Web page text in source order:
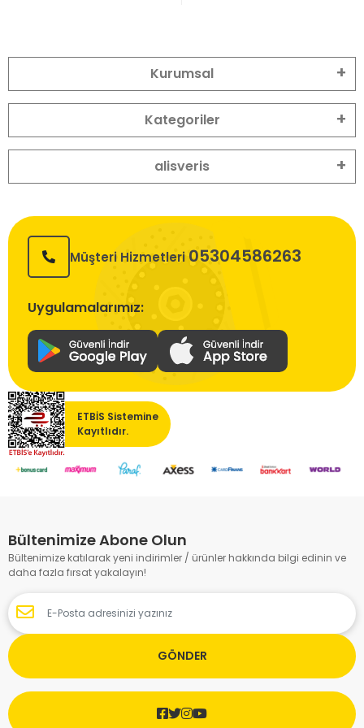
Kurumsal
Kategoriler
alisveris
Müşteri Hizmetleri 05304586263
Uygulamalarımız:
ETBİS Sistemine
Kayıtlıdır.
Bültenimize Abone Olun
Bültenimize katılarak yeni indirimler / ürünler hakkında bilgi edinin ve
daha fazla fırsat yakalayın!
GÖNDER